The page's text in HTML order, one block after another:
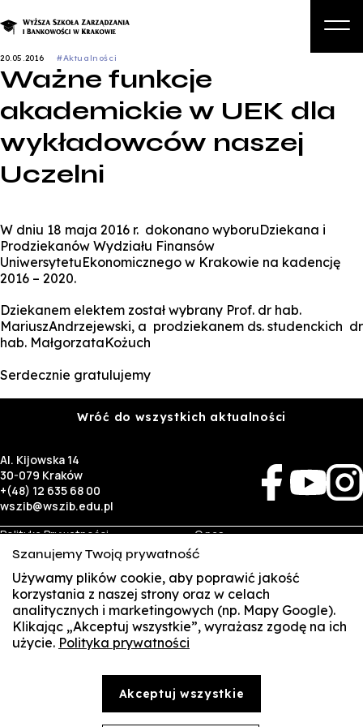
Studia
Studia podyplomowe i kursy
20.05.2016 #Aktualności
Ważne funkcje
akademickie w UEK dla
wykładowców naszej
Uczelni
W dniu 18 maja 2016 r. dokonano wyboruDziekana i
Prodziekanów Wydziału Finansów
UniwersytetuEkonomicznego w Krakowie na kadencję
2016 – 2020.
Dziekanem elektem został wybrany Prof. dr hab.
MariuszAndrzejewski, a prodziekanem ds. studenckich dr
hab. MałgorzataKożuch
Serdecznie gratulujemy
Wróć do wszystkich aktualności
Al. Kijowska 14
30-079 Kraków
+(48) 12 635 68 00
wszib@wszib.edu.pl
Polityka Prywatności
RODO
Identyfikacja wizualna
O nas
Rekrutacja
Studia
Kontakt
Biznes
Wynajem sal
Targi pracy
Student
Multis Multum
Treści zawarte na stronie www.wszib.edu.pl oraz jej podstronach stanowią, o ile nie wskazano
Szanujemy Twoją prywatność
Używamy plików cookie, aby poprawić jakość
korzystania z naszej strony oraz w celach
analitycznych i marketingowych (np. Mapy Google).
Klikając „Akceptuj wszystkie”, wyrażasz zgodę na ich
użycie. Polityka prywatności
Akceptuj wszystkie